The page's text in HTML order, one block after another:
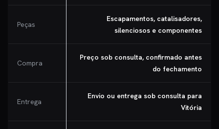
Peças
Escapamentos, catalisadores,
silenciosos e componentes
Compra
Preço sob consulta, confirmado antes
do fechamento
Entrega
Envio ou entrega sob consulta para
Vitória